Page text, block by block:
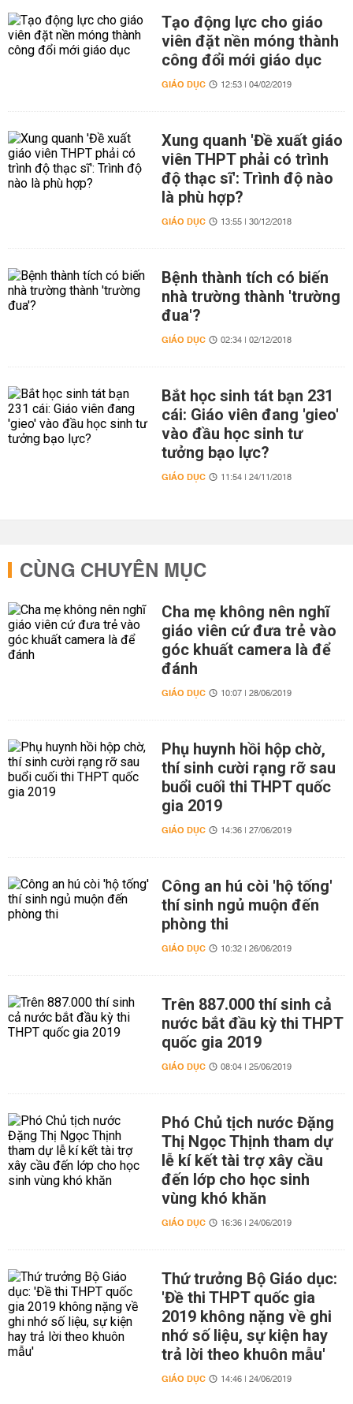
Tạo động lực cho giáo
viên đặt nền móng thành
công đổi mới giáo dục
GIÁO DỤC 12:53 | 04/02/2019
Xung quanh 'Đề xuất giáo
viên THPT phải có trình
độ thạc sĩ': Trình độ nào
là phù hợp?
GIÁO DỤC 13:55 | 30/12/2018
Bệnh thành tích có biến
nhà trường thành 'trường
đua'?
GIÁO DỤC 02:34 | 02/12/2018
Bắt học sinh tát bạn 231
cái: Giáo viên đang 'gieo'
vào đầu học sinh tư
tưởng bạo lực?
GIÁO DỤC 11:54 | 24/11/2018
CÙNG CHUYÊN MỤC
Cha mẹ không nên nghĩ
giáo viên cứ đưa trẻ vào
góc khuất camera là để
đánh
GIÁO DỤC 10:07 | 28/06/2019
Phụ huynh hồi hộp chờ,
thí sinh cười rạng rỡ sau
buổi cuối thi THPT quốc
gia 2019
GIÁO DỤC 14:36 | 27/06/2019
Công an hú còi 'hộ tống'
thí sinh ngủ muộn đến
phòng thi
GIÁO DỤC 10:32 | 26/06/2019
Trên 887.000 thí sinh cả
nước bắt đầu kỳ thi THPT
quốc gia 2019
GIÁO DỤC 08:04 | 25/06/2019
Phó Chủ tịch nước Đặng
Thị Ngọc Thịnh tham dự
lễ kí kết tài trợ xây cầu
đến lớp cho học sinh
vùng khó khăn
GIÁO DỤC 16:36 | 24/06/2019
Thứ trưởng Bộ Giáo dục:
'Đề thi THPT quốc gia
2019 không nặng về ghi
nhớ số liệu, sự kiện hay
trả lời theo khuôn mẫu'
GIÁO DỤC 14:46 | 24/06/2019